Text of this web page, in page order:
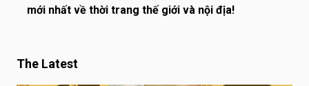
mới nhất về thời trang thế giới và nội địa!
The Latest